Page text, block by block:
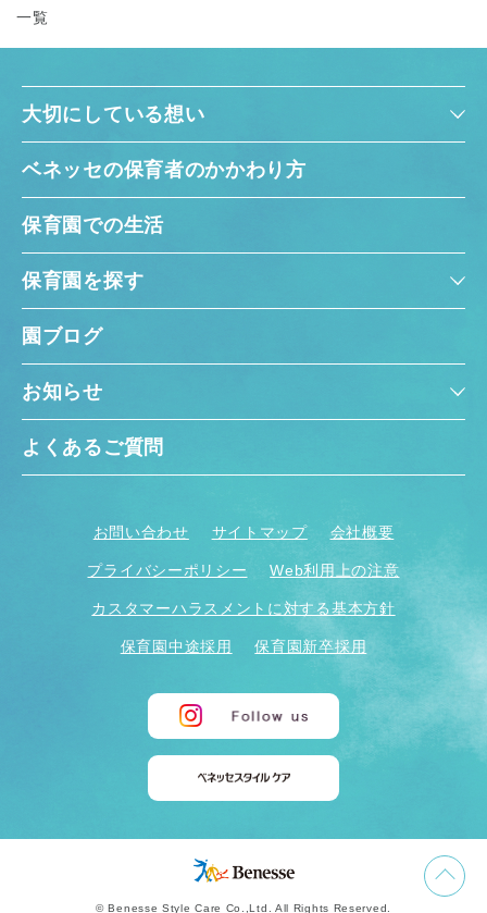
千葉県
埼玉県 埼玉県 全域
兵庫県 全域
一覧
大切にしている想い
ベネッセの保育者のかかわり方
保育園での生活
保育園を探す
園ブログ
お知らせ
よくあるご質問
お問い合わせ サイトマップ 会社概要
プライバシーポリシー Web利用上の注意
カスタマーハラスメントに対する基本方針
保育園中途採用 保育園新卒採用
© Benesse Style Care Co.,Ltd. All Rights Reserved.